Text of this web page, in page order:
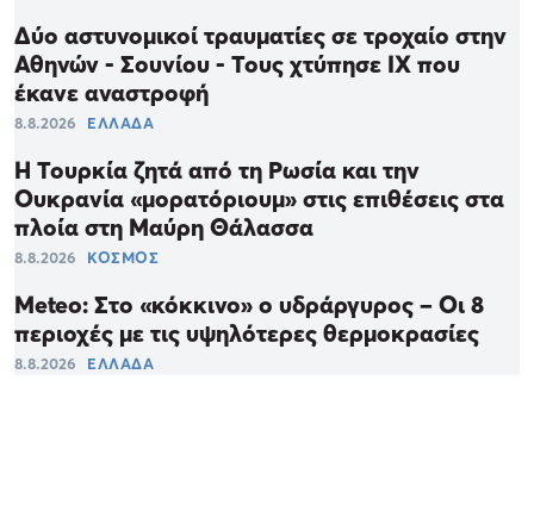
Δύο αστυνομικοί τραυματίες σε τροχαίο στην
Αθηνών - Σουνίου - Τους χτύπησε ΙΧ που
έκανε αναστροφή
8.8.2026 ΕΛΛΑΔΑ
Η Τουρκία ζητά από τη Ρωσία και την
Ουκρανία «μορατόριουμ» στις επιθέσεις στα
πλοία στη Μαύρη Θάλασσα
8.8.2026 ΚΟΣΜΟΣ
Meteo: Στο «κόκκινο» ο υδράργυρος – Οι 8
περιοχές με τις υψηλότερες θερμοκρασίες
8.8.2026 ΕΛΛΑΔΑ